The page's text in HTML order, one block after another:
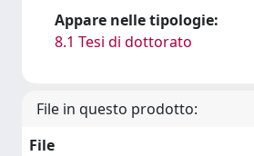
Appare nelle tipologie:
8.1 Tesi di dottorato
File in questo prodotto:
File